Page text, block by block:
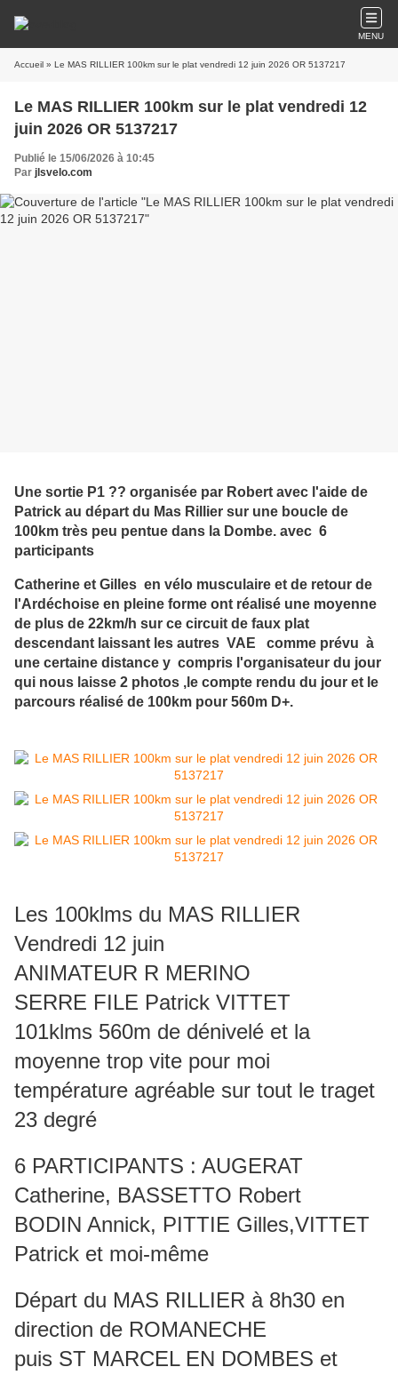
MENU
Accueil » Le MAS RILLIER 100km sur le plat vendredi 12 juin 2026 OR 5137217
Le MAS RILLIER 100km sur le plat vendredi 12
juin 2026 OR 5137217
Publié le 15/06/2026 à 10:45
Par jlsvelo.com
Une sortie P1 ?? organisée par Robert avec l'aide de
Patrick au départ du Mas Rillier sur une boucle de
100km très peu pentue dans la Dombe. avec 6
participants
Catherine et Gilles en vélo musculaire et de retour de
l'Ardéchoise en pleine forme ont réalisé une moyenne
de plus de 22km/h sur ce circuit de faux plat
descendant laissant les autres VAE comme prévu à
une certaine distance y compris l'organisateur du jour
qui nous laisse 2 photos ,le compte rendu du jour et le
parcours réalisé de 100km pour 560m D+.
Les 100klms du MAS RILLIER
Vendredi 12 juin
ANIMATEUR R MERINO
SERRE FILE Patrick VITTET
101klms 560m de dénivelé et la
moyenne trop vite pour moi
température agréable sur tout le traget
23 degré
6 PARTICIPANTS : AUGERAT
Catherine, BASSETTO Robert
BODIN Annick, PITTIE Gilles,VITTET
Patrick et moi-même
Départ du MAS RILLIER à 8h30 en
direction de ROMANECHE
puis ST MARCEL EN DOMBES et